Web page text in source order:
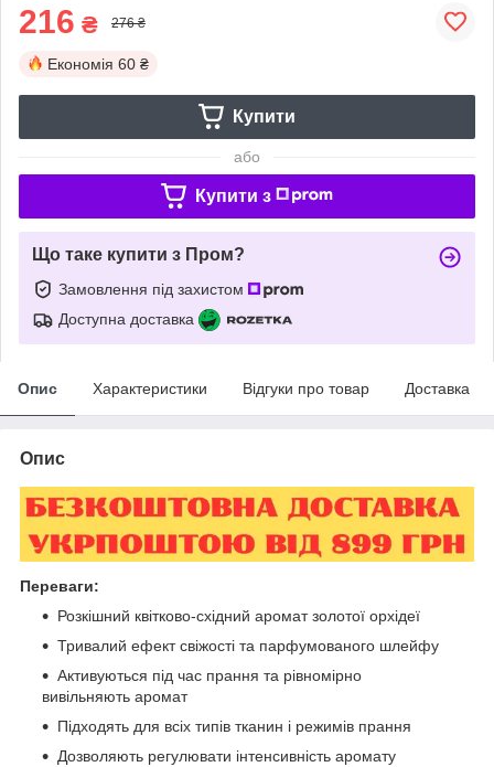
216 ₴ 276 ₴
Економія 60 ₴
Купити
або
Купити з
Що таке купити з Пром?
Замовлення під захистом
Доступна доставка
Опис Характеристики Відгуки про товар Доставка
Опис
Переваги:
Розкішний квітково-східний аромат золотої орхідеї
Тривалий ефект свіжості та парфумованого шлейфу
Активуються під час прання та рівномірно
вивільняють аромат
Підходять для всіх типів тканин і режимів прання
Дозволяють регулювати інтенсивність аромату